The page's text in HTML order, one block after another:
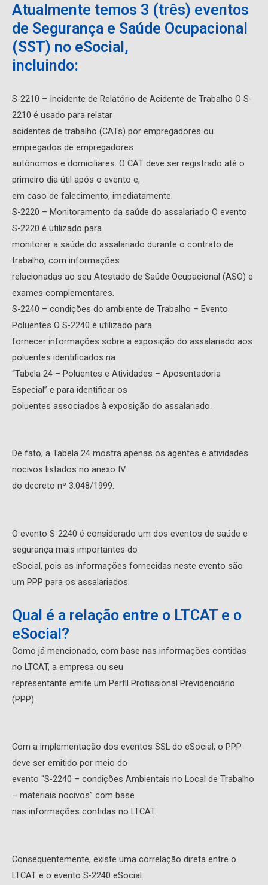
Atualmente temos 3 (três) eventos
de Segurança e Saúde Ocupacional
(SST) no eSocial,
incluindo:
S-2210 – Incidente de Relatório de Acidente de Trabalho O S-
2210 é usado para relatar
acidentes de trabalho (CATs) por empregadores ou
empregados de empregadores
autônomos e domiciliares. O CAT deve ser registrado até o
primeiro dia útil após o evento e,
em caso de falecimento, imediatamente.
S-2220 – Monitoramento da saúde do assalariado O evento
S-2220 é utilizado para
monitorar a saúde do assalariado durante o contrato de
trabalho, com informações
relacionadas ao seu Atestado de Saúde Ocupacional (ASO) e
exames complementares.
S-2240 – condições do ambiente de Trabalho – Evento
Poluentes O S-2240 é utilizado para
fornecer informações sobre a exposição do assalariado aos
poluentes identificados na
“Tabela 24 – Poluentes e Atividades – Aposentadoria
Especial” e para identificar os
poluentes associados à exposição do assalariado.
De fato, a Tabela 24 mostra apenas os agentes e atividades
nocivos listados no anexo IV
do decreto nº 3.048/1999.
O evento S-2240 é considerado um dos eventos de saúde e
segurança mais importantes do
eSocial, pois as informações fornecidas neste evento são
um PPP para os assalariados.
Qual é a relação entre o LTCAT e o
eSocial?
Como já mencionado, com base nas informações contidas
no LTCAT, a empresa ou seu
representante emite um Perfil Profissional Previdenciário
(PPP).
Com a implementação dos eventos SSL do eSocial, o PPP
deve ser emitido por meio do
evento “S-2240 – condições Ambientais no Local de Trabalho
– materiais nocivos” com base
nas informações contidas no LTCAT.
Consequentemente, existe uma correlação direta entre o
LTCAT e o evento S-2240 eSocial.